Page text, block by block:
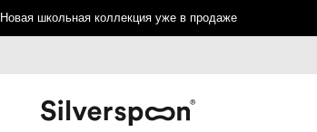
Новая школьная коллекция уже в продаже